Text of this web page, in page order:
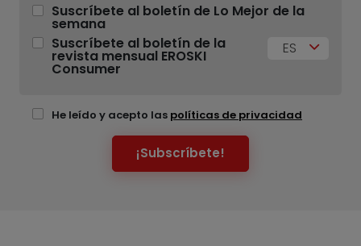
Suscríbete al boletín de Lo Mejor de la
semana
Suscríbete al boletín de la
revista mensual EROSKI
Consumer
ES
He leído y acepto las políticas de privacidad
¡Subscríbete!